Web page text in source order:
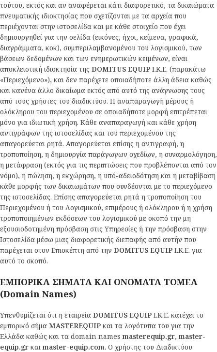
τούτου, εκτός και αν αναφέρεται κάτι διαφορετικό, τα δικαιώματα
πνευματικής ιδιοκτησίας που σχετίζονται με τα αρχεία που
περιέχονται στην ιστοσελίδα και με κάθε στοιχείο που έχει
δημιουργηθεί για την σελίδα (εικόνες, ήχοι, κείμενα, γραφικά,
διαγράμματα, κοκ), συμπεριλαμβανομένου του λογισμικού, των
βάσεων δεδομένων και των ενημερωτικών κειμένων, είναι
αποκλειστική ιδιοκτησία της DOMITUS EQUIP Ι.Κ.Ε. (παρακάτω
«Περιεχόμενο»), και δεν παρέχετε οποιαδήποτε άλλη άδεια καθώς
και κανένα άλλο δικαίωμα εκτός από αυτό της ανάγνωσης τους
από τους χρήστες του διαδικτύου. Η αναπαραγωγή μέρους ή
ολόκληρου του περιεχομένου σε οποιαδήποτε μορφή επιτρέπεται
μόνο για ιδιωτική χρήση. Κάθε αναπαραγωγή και κάθε χρήση
αντιγράφων της ιστοσελίδας και του περιεχομένου της
απαγορεύεται ρητά. Απαγορεύεται επίσης η αντιγραφή, η
τροποποίηση, η δημιουργία παράγωγων σχεδίων, η συναρμολόγηση,
η μετάφραση (εκτός για τις περιπτώσεις που προβλέπονται από τον
νόμο), η πώληση, η εκχώρηση, η υπό-αδειοδότηση και η μεταβίβαση
κάθε μορφής των δικαιωμάτων που συνδέονται με το περιεχόμενο
της ιστοσελίδας. Επίσης απαγορεύεται ρητά η τροποποίηση του
Περιεχομένου ή του Λογισμικού, επιμέρους ή ολόκληρου ή η χρήση
τροποποιημένων εκδόσεων του λογισμικού με σκοπό την μη
εξουσιοδοτημένη πρόσβαση στις Υπηρεσίες ή την πρόσβαση στην
Ιστοσελίδα μέσω μιας διαφορετικής διεπαφής από αυτήν που
παρέχεται στον Επισκέπτη από την DOMITUS EQUIP Ι.Κ.Ε. για
αυτό το σκοπό.
ΕΜΠΟΡΙΚΑ ΣΗΜΑΤΑ ΚΑΙ ΟΝΟΜΑΤΑ ΤΟΜΕΑ
(Domain Names)
Υπενθυμίζεται ότι η εταιρεία DOMITUS EQUIP Ι.Κ.Ε. κατέχει το
εμπορικό σήμα MASTEREQUIP και τα λογότυπα του για την
Ελλάδα καθώς και τα domain namesmasterequip.gr,master-
equip.gr καιmaster-equip.com. Ο χρήστης του Διαδικτύου